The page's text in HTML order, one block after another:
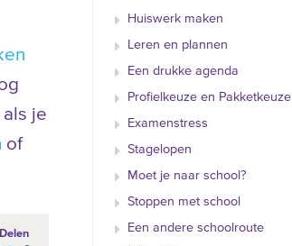
je
of
Delen
Huiswerk maken
Leren en plannen
Een drukke agenda
Profielkeuze en Pakketkeuze
Examenstress
Stagelopen
Moet je naar school?
Stoppen met school
Een andere schoolroute